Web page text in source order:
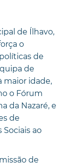
de Ílhavo,
o
de
de
maior idade,
o Fórum
da Nazaré, e
de
Sociais ao
de